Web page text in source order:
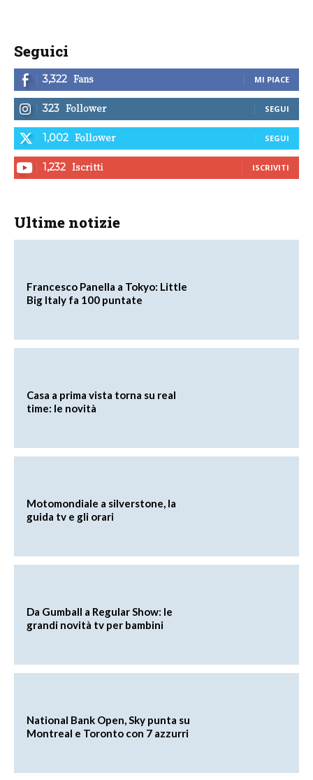
Seguici
3,322 Fans MI PIACE
323 Follower SEGUI
1,002 Follower SEGUI
1,232 Iscritti ISCRIVITI
Ultime notizie
Francesco Panella a Tokyo: Little
Big Italy fa 100 puntate
Casa a prima vista torna su real
time: le novità
Motomondiale a silverstone, la
guida tv e gli orari
Da Gumball a Regular Show: le
grandi novità tv per bambini
National Bank Open, Sky punta su
Montreal e Toronto con 7 azzurri